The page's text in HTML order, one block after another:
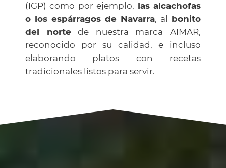
(IGP) como por ejemplo, las alcachofas
o los espárragos de Navarra, al bonito
del nortede nuestra marca AIMAR,
reconocido por su calidad, e incluso
elaborando platos con recetas
tradicionales listos para servir.